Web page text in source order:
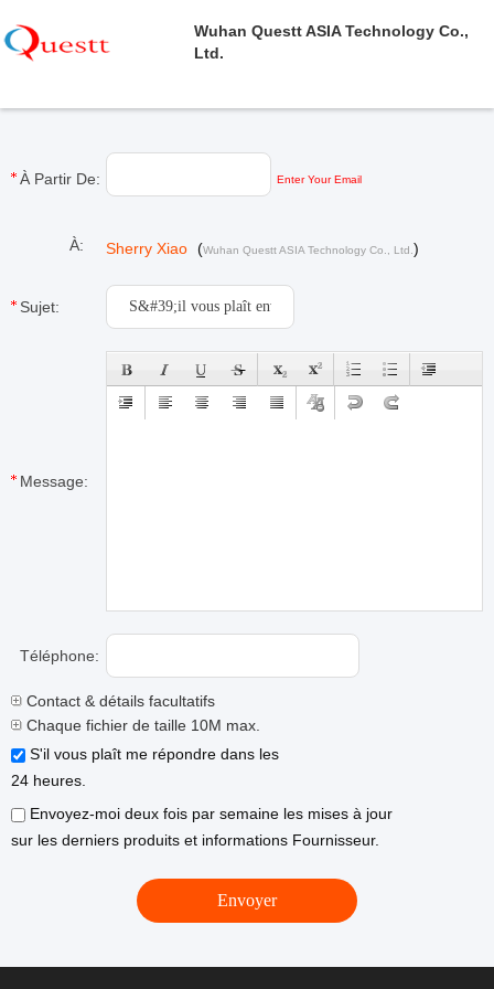
Wuhan Questt ASIA Technology Co.,
Ltd.
À Partir De: Enter Your Email
À: Sherry Xiao (Wuhan Questt ASIA Technology Co., Ltd. )
Sujet:
Message:
Téléphone:
Contact & détails facultatifs
Chaque fichier de taille 10M max.
S'il vous plaît me répondre dans les
24 heures.
Envoyez-moi deux fois par semaine les mises à jour
sur les derniers produits et informations Fournisseur.